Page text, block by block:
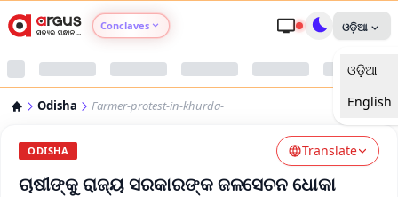
Conclaves ଓଡ଼ିଆ
ଓଡ଼ିଆ
English
Odisha Farmer-protest-in-khurda-
ODISHA Translate
ଚାଷୀଙ୍କୁ ରାଜ୍ୟ ସରକାରଙ୍କ ଜଳସେଚନ ଧୋକା